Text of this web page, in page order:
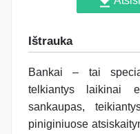
Ištrauka
Bankai – tai
telkiantys laikinai
sankaupas,
piniginiuose